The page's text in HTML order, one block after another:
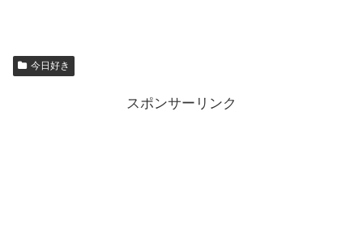
今日好き
スポンサーリンク